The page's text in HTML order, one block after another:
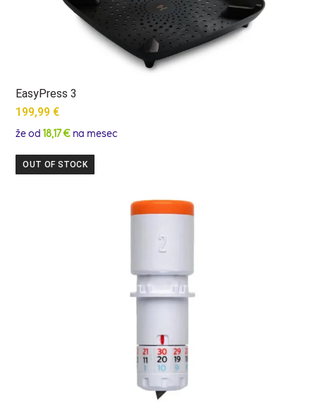
EasyPress 3
199,99 €
že od18,17 € na mesec
OUT OF STOCK